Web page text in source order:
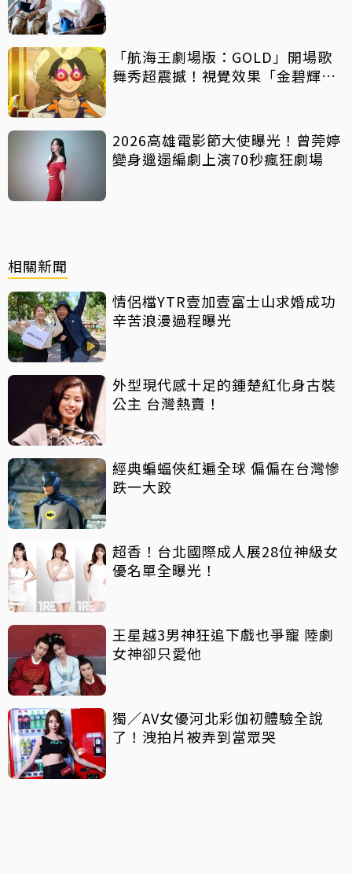
「航海王劇場版：GOLD」開場歌
舞秀超震撼！視覺效果「金碧輝
2026高雄電影節大使曝光！曾莞婷
變身邋遢編劇上演70秒瘋狂劇場
相關新聞
情侶檔YTR壹加壹富士山求婚成功
辛苦浪漫過程曝光
外型現代感十足的鍾楚紅化身古裝
公主 台灣熱賣！
經典蝙蝠俠紅遍全球 偏偏在台灣慘
跌一大跤
超香！台北國際成人展28位神級女
優名單全曝光！
王星越3男神狂追下戲也爭寵 陸劇
女神卻只愛他
獨／AV女優河北彩伽初體驗全說
了！洩拍片被弄到當眾哭